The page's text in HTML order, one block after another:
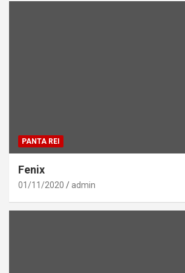
PANTA REI
Fenix
01/11/2020 admin